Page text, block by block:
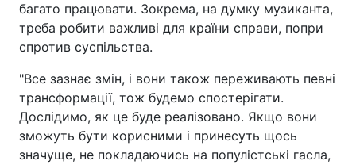
багато працювати. Зокрема, на думку музиканта,
треба робити важливі для країни справи, попри
спротив суспільства.
"Все зазнає змін, і вони також переживають певні
трансформації, тож будемо спостерігати.
Дослідимо, як це буде реалізовано. Якщо вони
зможуть бути корисними і принесуть щось
значуще, не покладаючись на популістські гасла,